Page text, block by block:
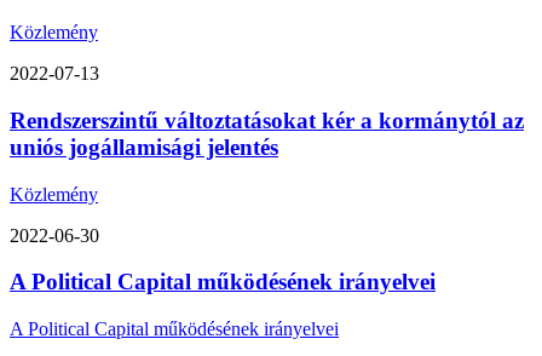
Közlemény
2022-07-13
Rendszerszintű változtatásokat kér a kormánytól az
uniós jogállamisági jelentés
Közlemény
2022-06-30
A Political Capital működésének irányelvei
A Political Capital működésének irányelvei